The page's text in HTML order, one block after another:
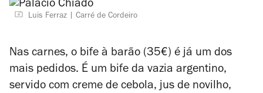
Luis Ferraz Carré de Cordeiro
Nas carnes, o bife à barão (35€) é já um dos
mais pedidos. É um bife da vazia argentino,
servido com creme de cebola,jus de novilho,